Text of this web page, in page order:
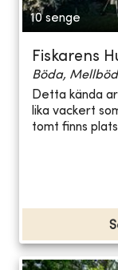
10 senge
Fiskarens
Böda,
Detta kända
lika vackert
tomt finns